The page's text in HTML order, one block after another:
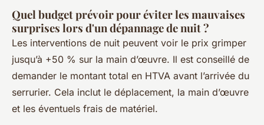
Quel budget prévoir pour éviter les mauvaises
surprises lors d'un dépannage de nuit ?
Les interventions de nuit peuvent voir le prix grimper
jusqu’à +50 % sur la main d’œuvre. Il est conseillé de
demander le montant total en HTVA avant l’arrivée du
serrurier. Cela inclut le déplacement, la main d’œuvre
et les éventuels frais de matériel.